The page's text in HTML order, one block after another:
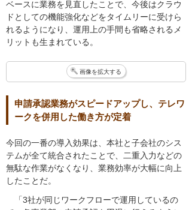
ベースに業務を見直したことで、今後はクラウ
ドとしての機能強化などをタイムリーに受けら
れるようになり、運用上の手間も省略されるメ
リットも生まれている。
画像を拡大する
申請承認業務がスピードアップし、テレワ
ークを併用した働き方が定着
今回の一番の導入効果は、本社と子会社のシス
テムが全て統合されたことで、二重入力などの
無駄な作業がなくなり、業務効率が大幅に向上
したことだ。
「3社が同じワークフローで運用しているの